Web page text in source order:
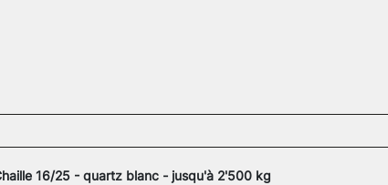
16/25 - quartz blanc - jusqu'à 2'500 kg